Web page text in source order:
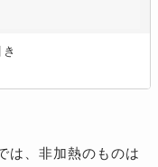
は、非加熱のものは